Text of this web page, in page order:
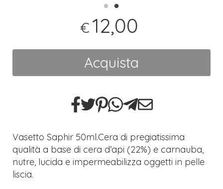
€ 12,00
Acquista
Vasetto Saphir 50ml.Cera di pregiatissima
qualità a base di cera d’api (22%) e carnauba,
nutre, lucida e impermeabilizza oggetti in pelle
liscia.